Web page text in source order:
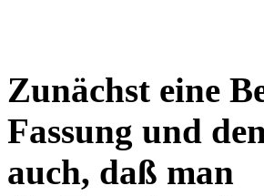
Zunächst eine
Fassung und
auch, daß man